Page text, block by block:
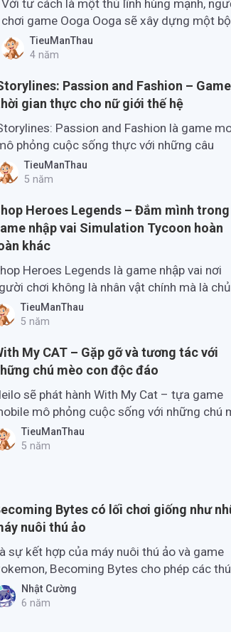
Với tư cách là một thủ lĩnh hùng mạnh,
chơi game Ooga Ooga sẽ xây dựng một
ở thời kỳ đồ đá theo cách của riêng mình.
TieuManThau
4 năm
Passion and Fashion –
gian thực cho nữ giới thế hệ
Passion and Fashion là game
phỏng cuộc sống thực với những câu
chuyện tương tác hướng tới nữ giới gen Z và
Y.
TieuManThau
5 năm
Heroes Legends – Đắm mình trong
nhập vai Simulation Tycoon hoàn
khác
Heroes Legends là game nhập vai nơi
chơi không là nhân vật chính mà là chủ
hàng tạo nên hoặc phá vỡ số phận của
hùng.
TieuManThau
5 năm
My CAT – Gặp gỡ và tương tác với
chú mèo con độc đáo
sẽ phát hành With My Cat – tựa game
mô phỏng cuộc sống với những chú
đáng yêu, độc đáo, có nhiều tính cách
TieuManThau
5 năm
Bytes có lối chơi giống như
nuôi thú ảo
sự kết hợp của máy nuôi thú ảo và game
Becoming Bytes cho phép các
bạn nuôi có thể chiến đấu thời gian thực
Nhật Cường
6 năm